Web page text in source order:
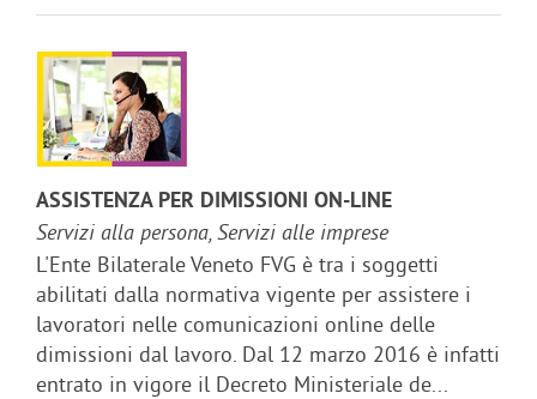
ASSISTENZA PER DIMISSIONI ON-LINE
Servizi alla persona, Servizi alle imprese
L'Ente Bilaterale Veneto FVG è tra i soggetti
abilitati dalla normativa vigente per assistere i
lavoratori nelle comunicazioni online delle
dimissioni dal lavoro. Dal 12 marzo 2016 è infatti
entrato in vigore il Decreto Ministeriale de...